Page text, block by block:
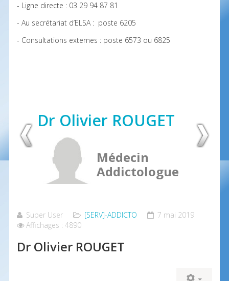
- Ligne directe : 03 29 94 87 81
- Au secrétariat d’ELSA : poste 6205
- Consultations externes : poste 6573 ou 6825
Dr Olivier ROUGET
Médecin
Addictologue
Super User [SERV]-ADDICTO
7 mai 2019
Affichages : 4890
Dr Olivier ROUGET